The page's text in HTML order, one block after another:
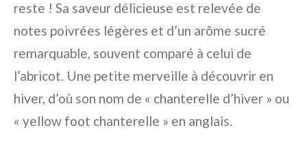
reste ! Sa saveur délicieuse est relevée de
notes poivrées légères et d’un arôme sucré
remarquable, souvent comparé à celui de
l’abricot. Une petite merveille à découvrir en
hiver, d’où son nom de « chanterelle d’hiver » ou
« yellow foot chanterelle » en anglais.